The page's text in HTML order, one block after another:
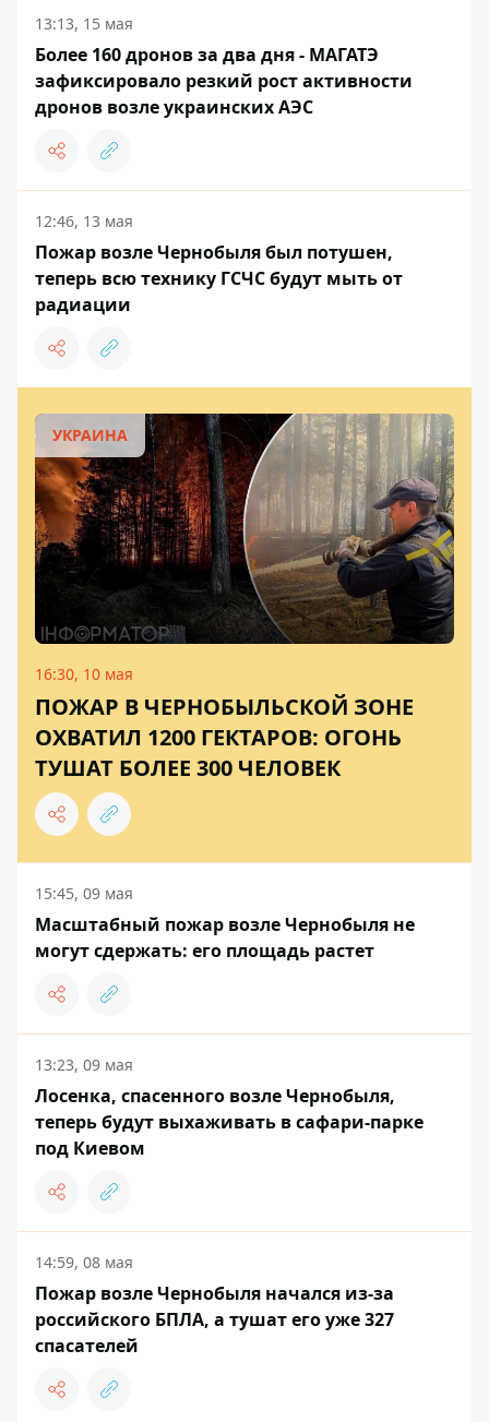
13:13, 15 мая
Более 160 дронов за два дня - МАГАТЭ
зафиксировало резкий рост активности
дронов возле украинских АЭС
12:46, 13 мая
Пожар возле Чернобыля был потушен,
теперь всю технику ГСЧС будут мыть от
радиации
УКРАИНА
16:30, 10 мая
ПОЖАР В ЧЕРНОБЫЛЬСКОЙ ЗОНЕ
ОХВАТИЛ 1200 ГЕКТАРОВ: ОГОНЬ
ТУШАТ БОЛЕЕ 300 ЧЕЛОВЕК
15:45, 09 мая
Масштабный пожар возле Чернобыля не
могут сдержать: его площадь растет
13:23, 09 мая
Лосенка, спасенного возле Чернобыля,
теперь будут выхаживать в сафари-парке
под Киевом
14:59, 08 мая
Пожар возле Чернобыля начался из-за
российского БПЛА, а тушат его уже 327
спасателей